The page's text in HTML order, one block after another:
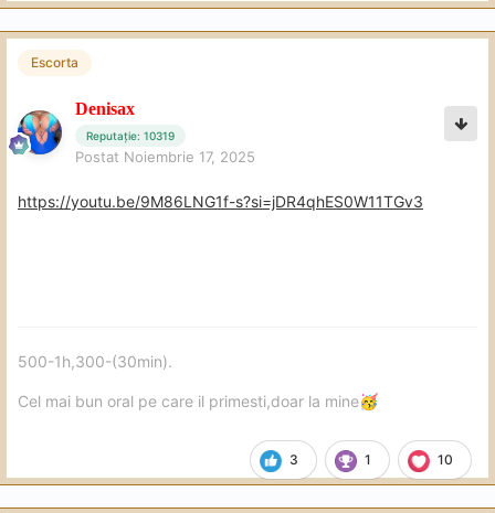
Escorta
Denisax
Reputație: 10319
Postat Noiembrie 17, 2025
https://youtu.be/9M86LNG1f-s?si=jDR4qhES0W11TGv3
3 1 10
500-1h,300-(30min).
Cel mai bun oral pe care il primesti,doar la mine🥳